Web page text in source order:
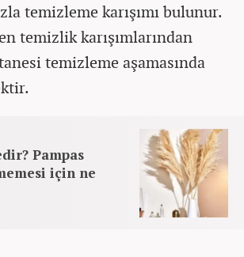
temizleme karışımı bulunur.
temizlik karışımlarından
temizleme aşamasında
Pampas
için ne